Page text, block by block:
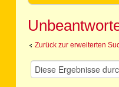
Zurück zur erweiterten